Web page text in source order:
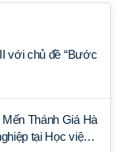
với chủ đề “Bước
Thánh Giá Hà
tại Học viện